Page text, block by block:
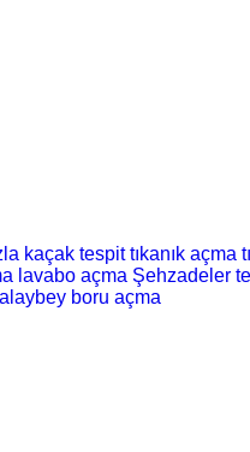
kaçak tespit tıkanık açma
lavabo açma Şehzadeler
alaybey boru açma